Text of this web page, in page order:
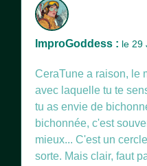
ImproGoddess : le 29
CeraTune a raison, le
avec laquelle tu te
tu as envie de
bichonnée, c'est
mieux... C'est un
sorte. Mais clair, faut